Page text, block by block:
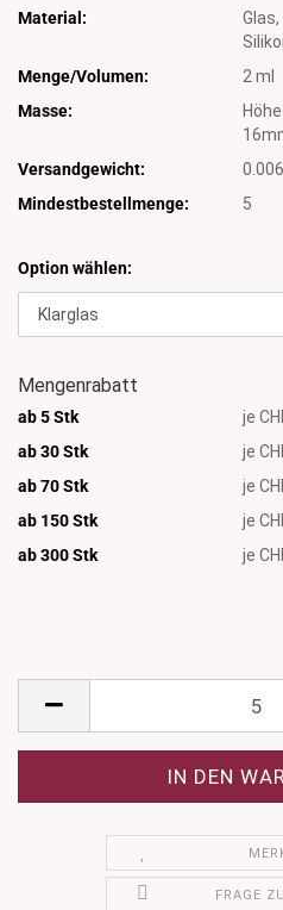
Material:
Menge/Volumen:
2 ml
Masse:
Versandgewicht:
0.006
Mindestbestellmenge:
5
Option wählen:
Mengenrabatt
ab 5 Stk
je
ab 30 Stk
je
ab 70 Stk
je
ab 150 Stk
je
ab 300Stk je
FRAGE